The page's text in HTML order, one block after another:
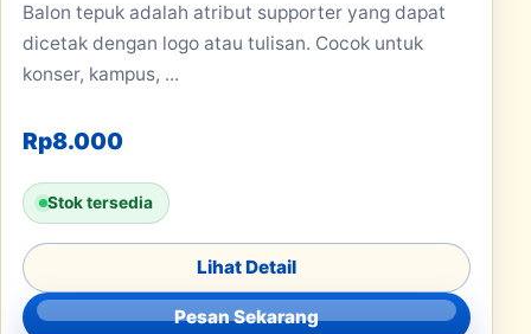
Balon tepuk adalah atribut supporter yang dapat
dicetak dengan logo atau tulisan. Cocok untuk
konser, kampus, ...
Rp8.000
Stok tersedia
Lihat Detail
Pesan Sekarang